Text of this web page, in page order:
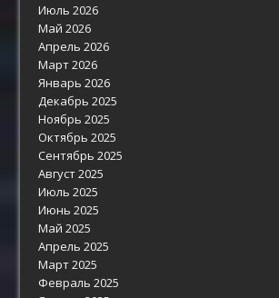
Июль 2026
Май 2026
Апрель 2026
Март 2026
Январь 2026
Декабрь 2025
Ноябрь 2025
Октябрь 2025
Сентябрь 2025
Август 2025
Июль 2025
Июнь 2025
Май 2025
Апрель 2025
Март 2025
Февраль 2025